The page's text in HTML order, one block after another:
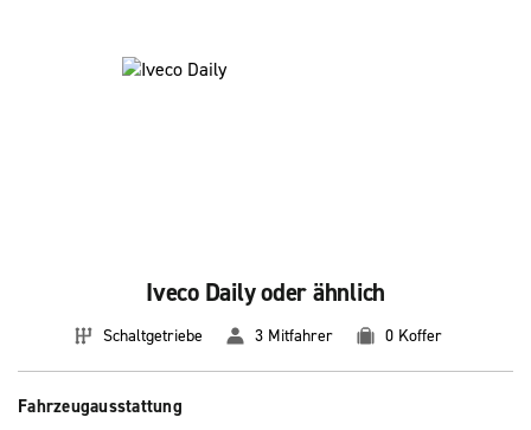
Iveco Daily oder ähnlich
Schaltgetriebe 3 Mitfahrer 0 Koffer
Fahrzeugausstattung